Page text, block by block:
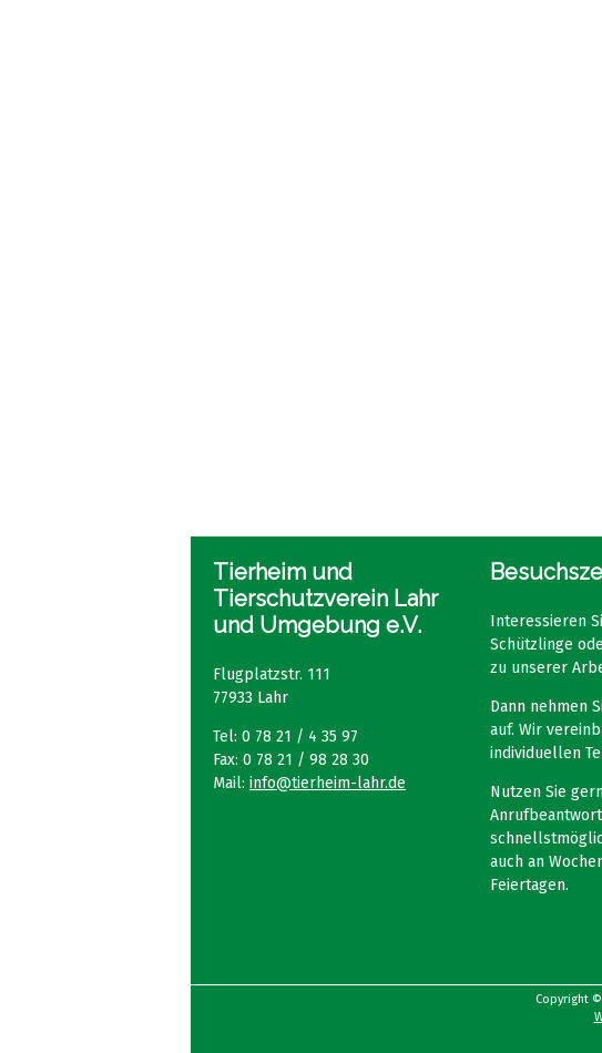
Tierheim und
Tierschutzverein Lahr
und Umgebung e.V.
Flugplatzstr. 111
77933 Lahr
Tel: 0 78 21 / 4 35 97
Fax: 0 78 21 / 98 28 30
Mail: info@tierheim-lahr.de
Interessieren
Schützlinge
zu unserer
Dann nehmen
auf. Wir
individuellen
Nutzen Sie
auch an
Feiertagen.
Copyright